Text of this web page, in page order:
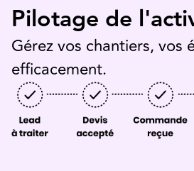
Pilotage de
Gérez vos chantiers, vos
efficacement.